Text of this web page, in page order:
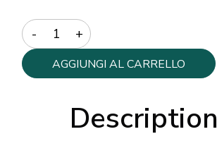
Quantity
AGGIUNGI AL CARRELLO
Description